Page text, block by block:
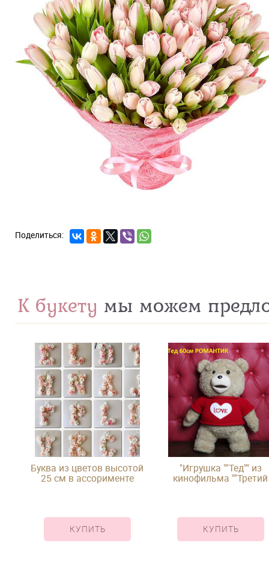
К букету мы можем
Буква из цветов высотой
25 см в ассорименте
КУПИТЬ
"Игрушка ""Тед"" из
кинофильма ""Третий
КУПИТЬ